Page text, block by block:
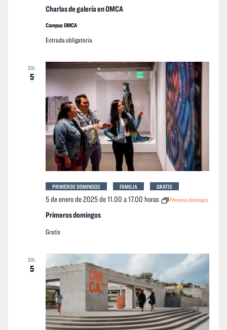
Charlas de galería en OMCA
Campus OMCA
Entrada obligatoria
SOL
5
Primeros domingos
5 de enero de 2025 de 11.00 a17.00 horas Primeros domingos
PRIMEROS DOMINGOS FAMILIA GRATIS
Gratis
SOL
5